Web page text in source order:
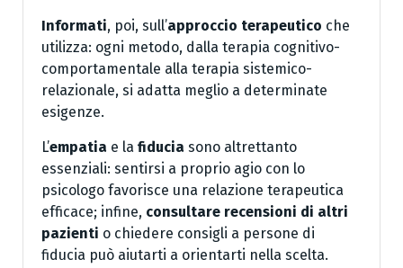
Informati, poi, sull’approccio terapeutico che
utilizza: ogni metodo, dalla terapia cognitivo-
comportamentale alla terapia sistemico-
relazionale, si adatta meglio a determinate
esigenze.
L’empatia e la fiducia sono altrettanto
essenziali: sentirsi a proprio agio con lo
psicologo favorisce una relazione terapeutica
efficace; infine, consultare recensioni di altri
pazienti o chiedere consigli a persone di
fiducia può aiutarti a orientarti nella scelta.